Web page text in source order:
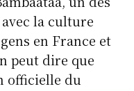
la culture
en France et
peut dire que
officielle du